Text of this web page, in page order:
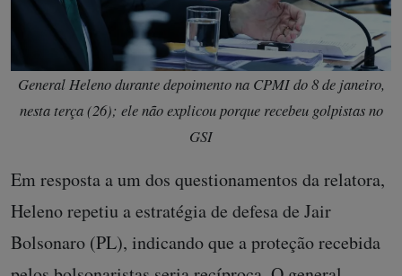
General Heleno durante depoimento na CPMI do 8 de janeiro,
nesta terça (26); ele não explicou porque recebeu golpistas no
GSI
Em resposta a um dos questionamentos da relatora,
Heleno repetiu a estratégia de defesa de Jair
Bolsonaro (PL), indicando que a proteção recebida